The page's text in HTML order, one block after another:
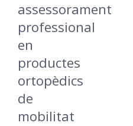
assessorament
professional
en
productes
ortopèdics
de
mobilitat